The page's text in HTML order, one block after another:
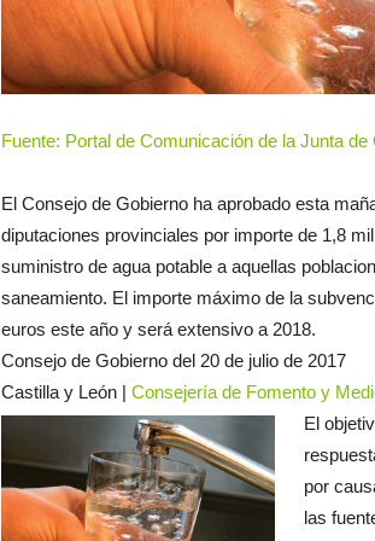
Fuente: Portal de Comunicación de la Junta de
El Consejo de Gobierno ha aprobado esta
diputaciones provinciales por importe de 1,8
suministro de agua potable a aquellas
saneamiento. El importe máximo de la
euros este año y será extensivo a 2018.
Consejo de Gobierno del 20 de julio de 2017
Castilla y León | Consejería de Fomento y
El
por
las